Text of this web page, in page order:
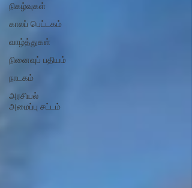
நிகழ்வுகள்
காலப் பெட்டகம்
வாழ்த்துகள்
நினைவுப் பதியம்
நாடகம்
அரசியல்
அமைப்பு சட்டம்